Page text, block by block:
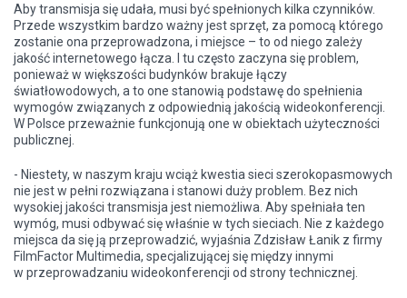
Aby transmisja się udała, musi być spełnionych kilka czynników.
Przede wszystkim bardzo ważny jest sprzęt, za pomocą którego
zostanie ona przeprowadzona, i miejsce – to od niego zależy
jakość internetowego łącza. I tu często zaczyna się problem,
ponieważ w większości budynków brakuje łączy
światłowodowych, a to one stanowią podstawę do spełnienia
wymogów związanych z odpowiednią jakością wideokonferencji.
W Polsce przeważnie funkcjonują one w obiektach użyteczności
publicznej.
- Niestety, w naszym kraju wciąż kwestia sieci szerokopasmowych
nie jest w pełni rozwiązana i stanowi duży problem. Bez nich
wysokiej jakości transmisja jest niemożliwa. Aby spełniała ten
wymóg, musi odbywać się właśnie w tych sieciach. Nie z każdego
miejsca da się ją przeprowadzić, wyjaśnia Zdzisław Łanik z firmy
FilmFactor Multimedia, specjalizującej się między innymi
w przeprowadzaniu wideokonferencji od strony technicznej.